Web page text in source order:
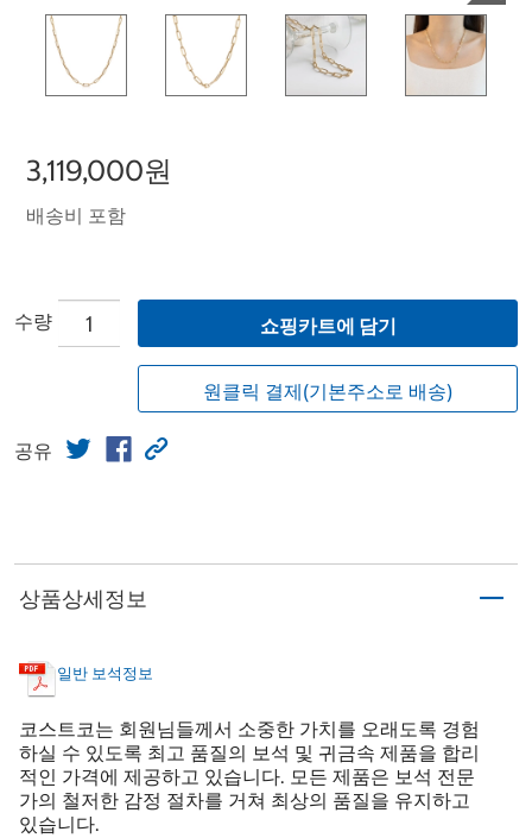
3,119,000원
배송비 포함
수량 쇼핑카트에 담기
원클릭 결제(기본주소로 배송)
공유
상품상세정보
일반 보석정보
코스트코는 회원님들께서 소중한 가치를 오래도록 경험
하실 수 있도록 최고 품질의 보석 및 귀금속 제품을 합리
적인 가격에 제공하고 있습니다. 모든 제품은 보석 전문
가의 철저한 감정 절차를 거쳐 최상의 품질을 유지하고
있습니다.